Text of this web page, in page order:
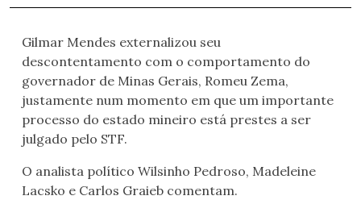
Gilmar Mendes externalizou seu
descontentamento com o comportamento do
governador de Minas Gerais, Romeu Zema,
justamente num momento em que um importante
processo do estado mineiro está prestes a ser
julgado pelo STF.
O analista político Wilsinho Pedroso, Madeleine
Lacsko e Carlos Graieb comentam.